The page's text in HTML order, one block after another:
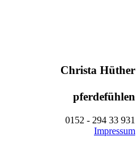
Christa Hüther
pferdefühlen
0152 - 294 33 931
Impressum